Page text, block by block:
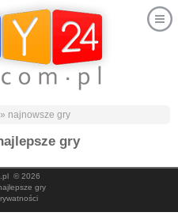
» najnowsze gry
gry
© 2026
gry